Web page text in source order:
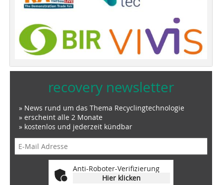
recovery newsletter
» News rund um das Thema Recyclingtechnologie
» erscheint alle 2 Monate
» kostenlos und jederzeit kündbar
Anti-Roboter-Verifizierung
Hier klicken